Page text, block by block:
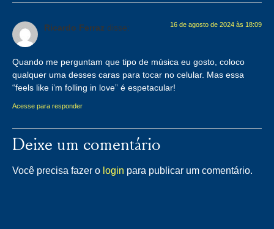
Ricardo Ferraz disse: 16 de agosto de 2024 às 18:09
Quando me perguntam que tipo de música eu gosto, coloco
qualquer uma desses caras para tocar no celular. Mas essa
“feels like i’m folling in love” é espetacular!
Acesse para responder
Deixe um comentário
Você precisa fazer o login para publicar um comentário.